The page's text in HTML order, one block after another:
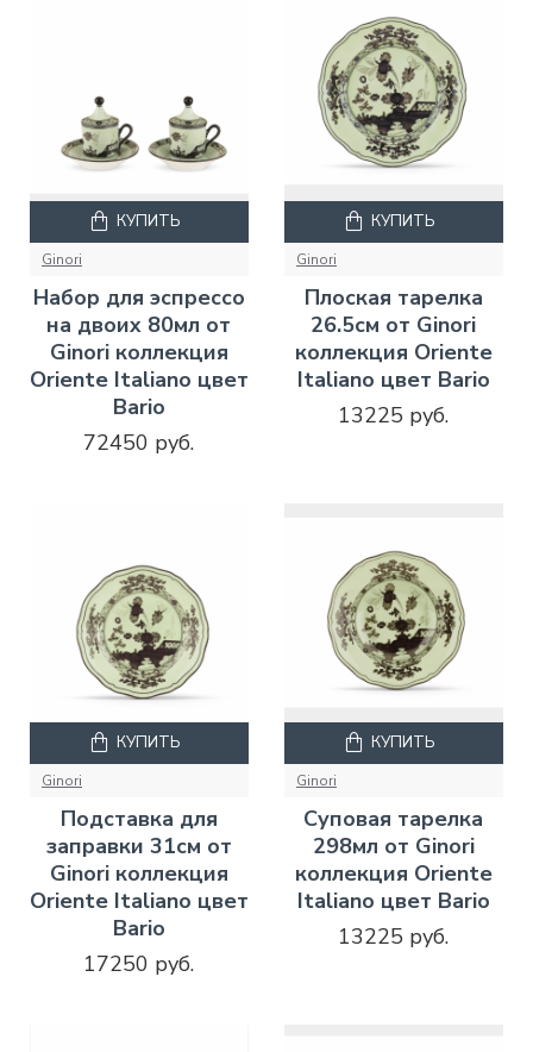
Ginori
Набор для эспрессо
на двоих 80мл от
Ginori коллекция
Oriente Italiano цвет
Bario
72450 руб.
КУПИТЬ
Ginori
Плоская тарелка
26.5см от Ginori
коллекция Oriente
Italiano цвет Bario
13225 руб.
КУПИТЬ
Ginori
Подставка для
заправки 31см от
Ginori коллекция
Oriente Italiano цвет
Bario
17250 руб.
КУПИТЬ
Ginori
Суповая тарелка
298мл от Ginori
коллекция Oriente
Italiano цвет Bario
13225 руб.
КУПИТЬ